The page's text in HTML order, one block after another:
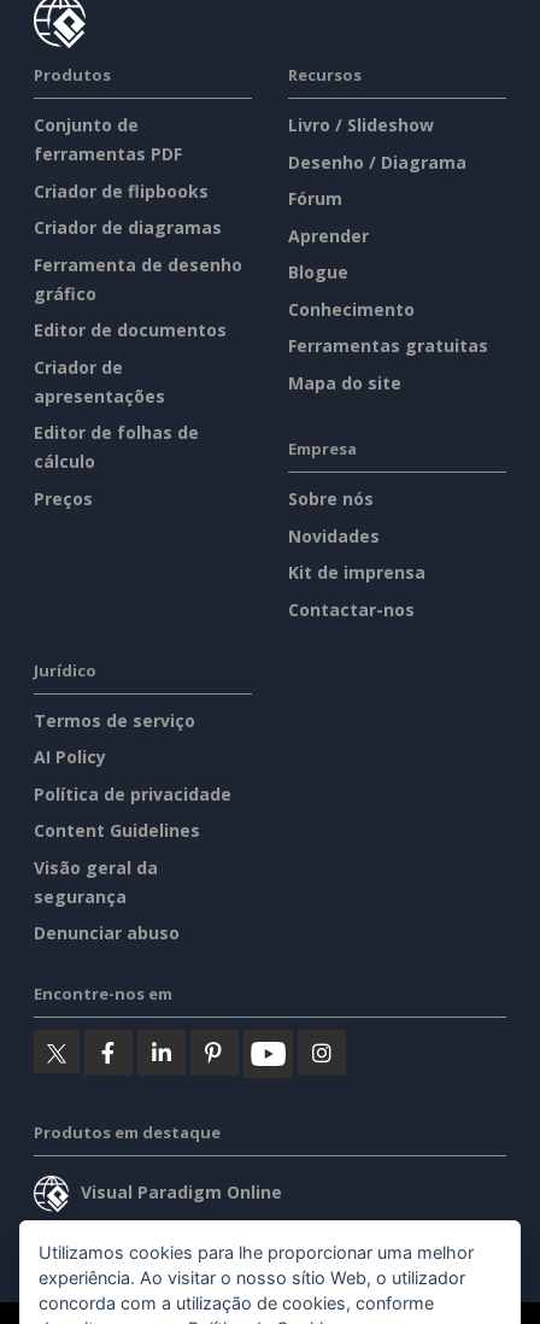
Produtos
Conjunto de
ferramentas PDF
Criador de flipbooks
Criador de diagramas
Ferramenta de desenho
gráfico
Editor de documentos
Criador de
apresentações
Editor de folhas de
cálculo
Preços
Recursos
Livro / Slideshow
Desenho / Diagrama
Fórum
Aprender
Blogue
Conhecimento
Ferramentas gratuitas
Mapa do site
Empresa
Sobre nós
Novidades
Kit de imprensa
Contactar-nos
Jurídico
Termos de serviço
AI Policy
Política de privacidade
Content Guidelines
Visão geral da
segurança
Denunciar abuso
Encontre-nos em
Produtos em destaque
Visual Paradigm Online
Visual Paradigm Desktop
Utilizamos cookies para lhe proporcionar uma melhor
experiência. Ao visitar o nosso sítio Web, o utilizador
concorda com a utilização de cookies, conforme